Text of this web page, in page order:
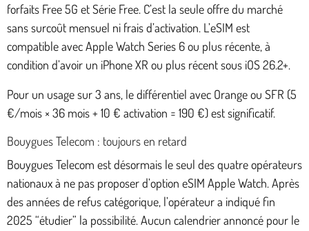
forfaits Free 5G et Série Free. C’est la seule offre du marché
sans surcoût mensuel ni frais d’activation. L’eSIM est
compatible avec Apple Watch Series 6 ou plus récente, à
condition d’avoir un iPhone XR ou plus récent sous iOS 26.2+.
Pour un usage sur 3 ans, le différentiel avec Orange ou SFR (5
€/mois × 36 mois + 10 € activation = 190 €) est significatif.
Bouygues Telecom : toujours en retard
Bouygues Telecom est désormais le seul des quatre opérateurs
nationaux à ne pas proposer d’option eSIM Apple Watch. Après
des années de refus catégorique, l’opérateur a indiqué fin
2025 “étudier” la possibilité. Aucun calendrier annoncé pour le